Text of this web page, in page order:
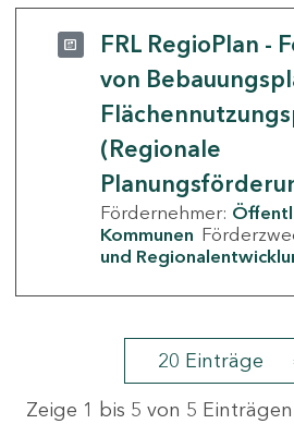
FRL RegioPlan -
von
(Regionale
Fördernehmer:
Kommunen
und
20 Einträge
Zeige 1 bis 5 von 5